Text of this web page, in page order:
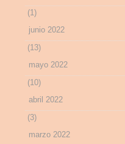
(1)
junio 2022
(13)
mayo 2022
(10)
abril 2022
(3)
marzo 2022